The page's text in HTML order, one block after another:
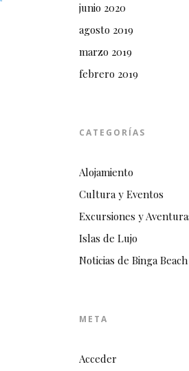
junio 2020
agosto 2019
marzo 2019
febrero 2019
CATEGORÍAS
Alojamiento
Cultura y Eventos
Excursiones y
Islas de Lujo
Noticias de Binga
META
Acceder